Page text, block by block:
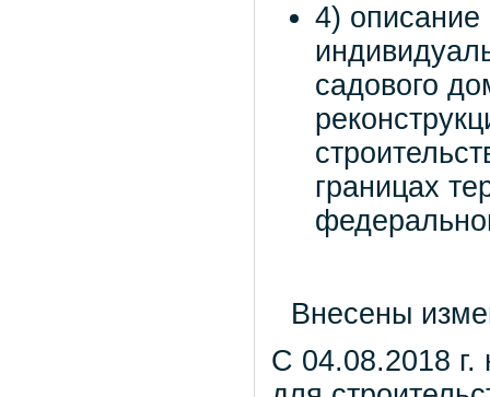
4) описание
садового
границах
Внесены
С 04.08.2018 г.